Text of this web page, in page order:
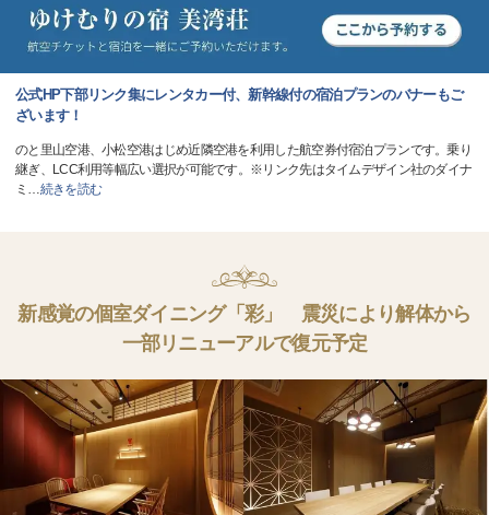
公式HP下部リンク集にレンタカー付、新幹線付の宿泊プランのバナーもご
ざいます！
のと里山空港、小松空港はじめ近隣空港を利用した航空券付宿泊プランです。乗り
継ぎ、LCC利用等幅広い選択が可能です。※リンク先はタイムデザイン社のダイナ
ミ …続きを読む
新感覚の個室ダイニング「彩」 震災により解体から
一部リニューアルで復元予定